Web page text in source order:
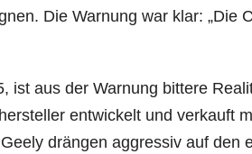
Die Warnung war klar: „Die
ist aus der Warnung bittere
entwickelt und verkauft
drängen aggressiv auf den